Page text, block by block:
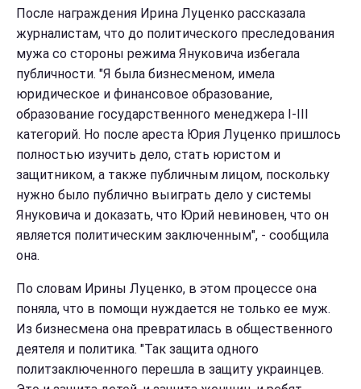
После награждения Ирина Луценко рассказала
журналистам, что до политического преследования
мужа со стороны режима Януковича избегала
публичности. "Я была бизнесменом, имела
юридическое и финансовое образование,
образование государственного менеджера I-III
категорий. Но после ареста Юрия Луценко пришлось
полностью изучить дело, стать юристом и
защитником, а также публичным лицом, поскольку
нужно было публично выиграть дело у системы
Януковича и доказать, что Юрий невиновен, что он
является политическим заключенным", - сообщила
она.
По словам Ирины Луценко, в этом процессе она
поняла, что в помощи нуждается не только ее муж.
Из бизнесмена она превратилась в общественного
деятеля и политика. "Так защита одного
политзаключенного перешла в защиту украинцев.